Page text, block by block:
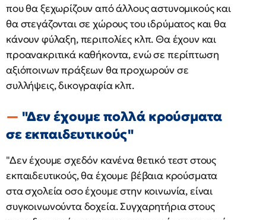
που θα ξεχωρίζουν από άλλους αστυνομικούς και
θα στεγάζονται σε χώρους του ιδρύματος και θα
κάνουν φύλαξη, περιπολίες κλπ. Θα έχουν και
προανακριτικά καθήκοντα, ενώ σε περίπτωση
αξιόποινων πράξεων θα προχωρούν σε
συλλήψεις, δικογραφία κλπ.
"Δεν έχουμε πολλά κρούσματα
σε εκπαιδευτικούς"
"Δεν έχουμε σχεδόν κανένα θετικό τεστ στους
εκπαιδευτικούς, θα έχουμε βέβαια κρούσματα
στα σχολεία οσο έχουμε στην κοινωνία, είναι
συγκοινωνούντα δοχεία. Συγχαρητήρια στους